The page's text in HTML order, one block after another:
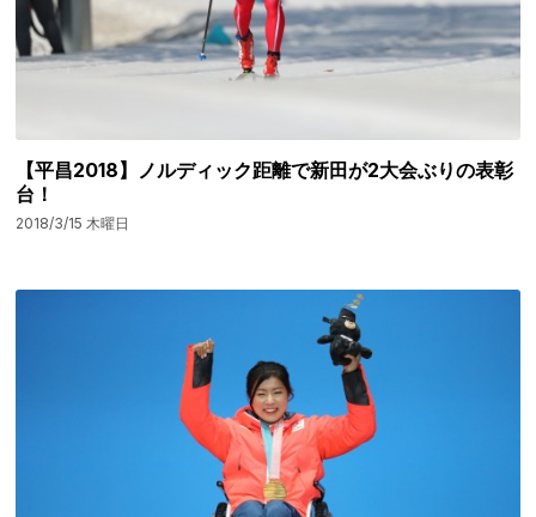
【平昌2018】ノルディック距離で新田が2大会ぶりの表彰
台！
2018/3/15 木曜日